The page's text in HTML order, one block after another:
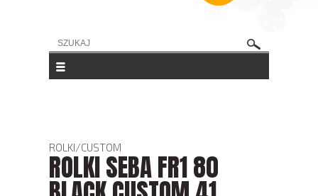
ROLKI/CUSTOM
ROLKI SEBA FR1 80